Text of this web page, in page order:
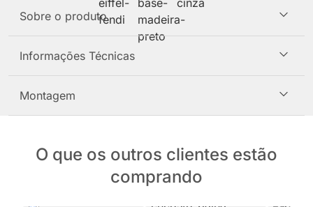
Sobre o produto
Informações Técnicas
Montagem
O que os outros clientes estão
comprando